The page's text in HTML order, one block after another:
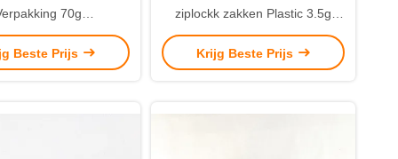
70g
Mylar
zakken
Beste Prijs
ziplockk zakken Plastic 3.5g
snoep eetbare geurbestendige
stand-up zak
Krijg Beste Prijs